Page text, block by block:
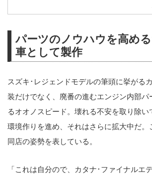
パーツのノウハウを高め
車として製作
スズキ･レジェンドモデルの筆頭に挙がる
装だけでなく、廃番の進むエンジン内部パ
るオオノスピード。壊れる不安を取り除い
環境作りを進め、それはさらに拡大中だ。
同店の姿勢を表している。
「これは自分ので、カタナ･ファイナルエ